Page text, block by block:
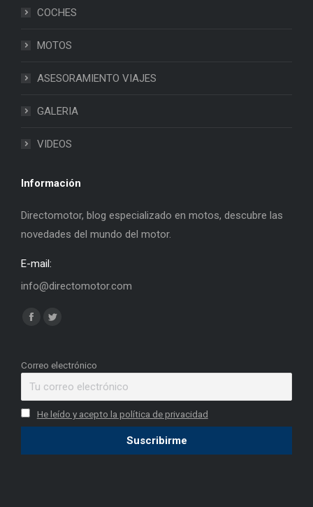
COCHES
MOTOS
ASESORAMIENTO VIAJES
GALERIA
VIDEOS
Información
Directomotor, blog especializado en motos, descubre las
novedades del mundo del motor.
E-mail:
info@directomotor.com
Find us on:
Facebook
opens
window
Twitter
opens
window
Correo electrónico
He leído y acepto la política de privacidad